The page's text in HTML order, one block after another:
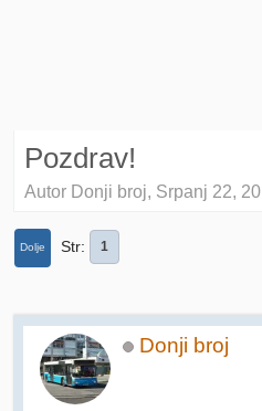
Pozdrav!
Autor Donji broj, Srpanj 22,
Dolje Str 1
Donji broj